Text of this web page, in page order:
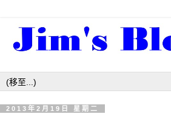
2013年2月19日 星期二